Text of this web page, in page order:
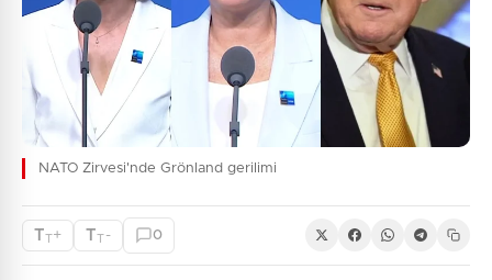
NATO Zirvesi'nde Grönland gerilimi
TT+ TT - 0